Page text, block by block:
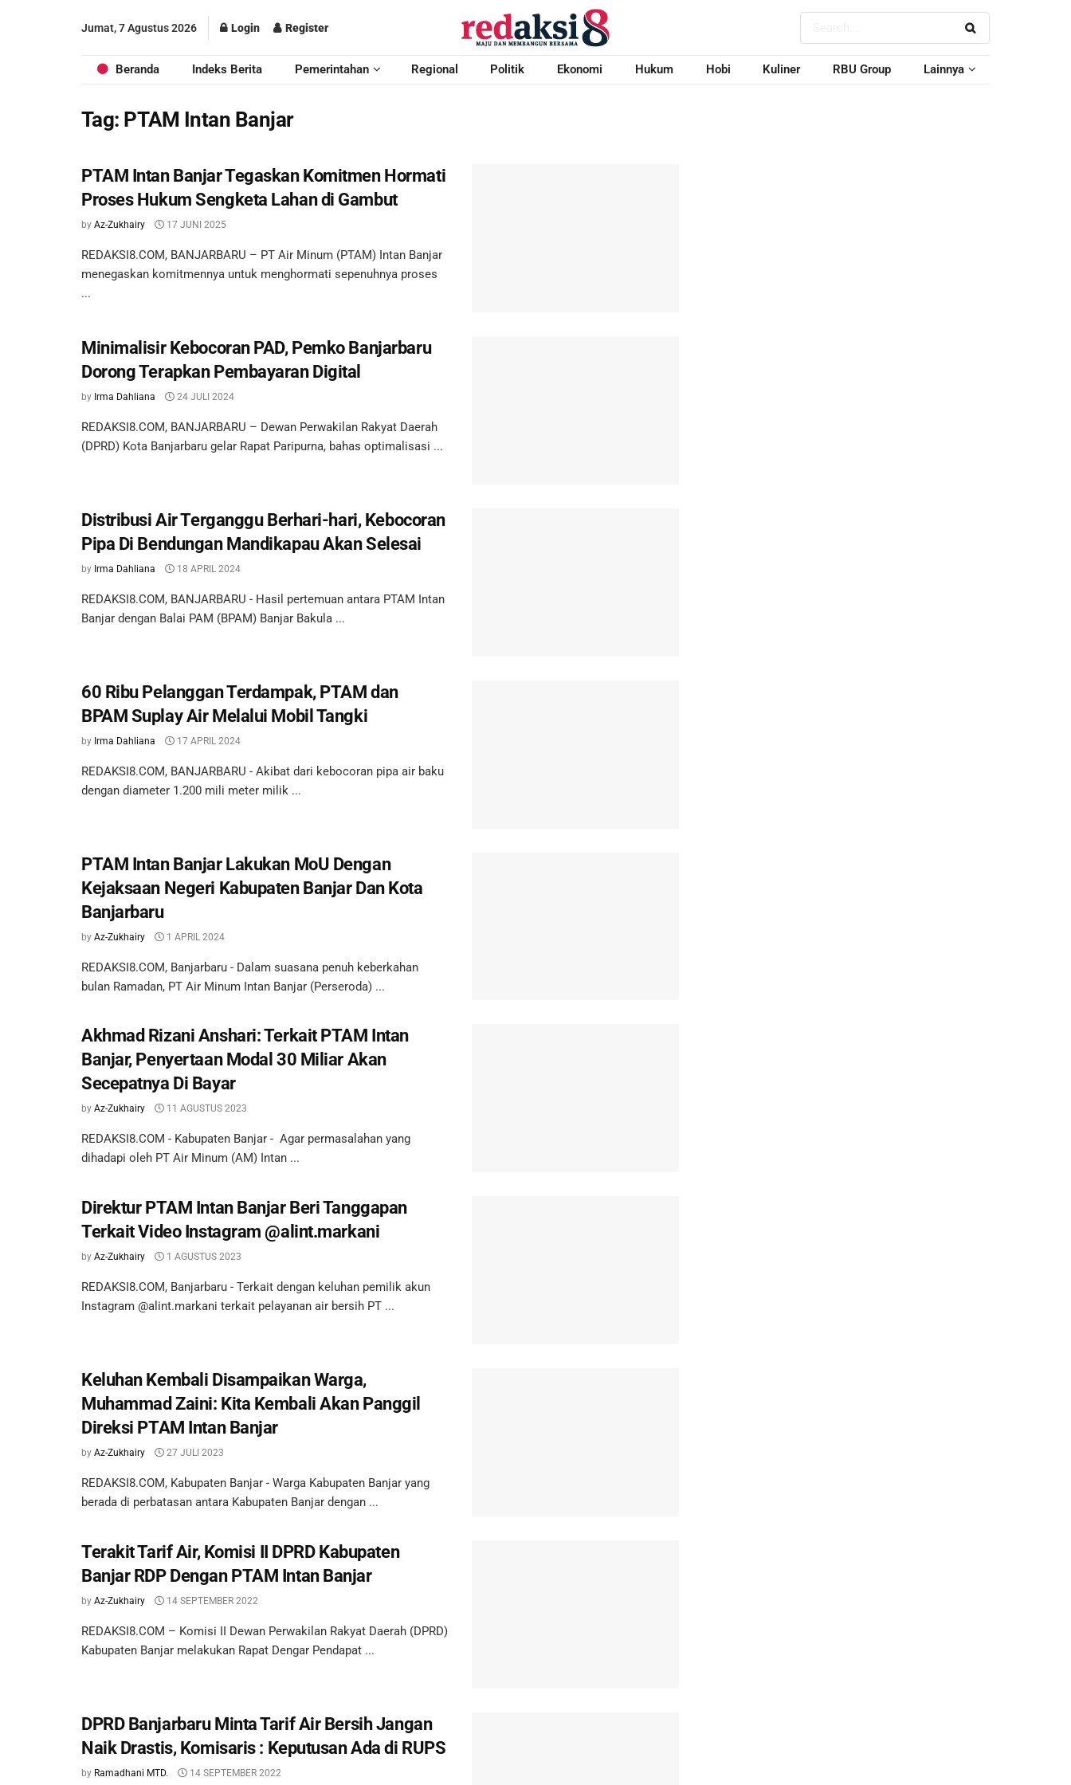
Jumat, 7 Agustus 2026 Login Register
Beranda Indeks Berita Pemerintahan Regional Politik Ekonomi Hukum Hobi Kuliner RBU Group Lainnya
Tag: PTAM Intan Banjar
PTAM Intan Banjar Tegaskan Komitmen Hormati
Proses Hukum Sengketa Lahan di Gambut
by Az-Zukhairy 17 JUNI 2025
REDAKSI8.COM, BANJARBARU – PT Air Minum (PTAM) Intan Banjar
menegaskan komitmennya untuk menghormati sepenuhnya proses
...
Minimalisir Kebocoran PAD, Pemko Banjarbaru
Dorong Terapkan Pembayaran Digital
by Irma Dahliana 24 JULI 2024
REDAKSI8.COM, BANJARBARU – Dewan Perwakilan Rakyat Daerah
(DPRD) Kota Banjarbaru gelar Rapat Paripurna, bahas optimalisasi ...
Distribusi Air Terganggu Berhari-hari, Kebocoran
Pipa Di Bendungan Mandikapau Akan Selesai
by Irma Dahliana 18 APRIL 2024
REDAKSI8.COM, BANJARBARU - Hasil pertemuan antara PTAM Intan
Banjar dengan Balai PAM (BPAM) Banjar Bakula ...
60 Ribu Pelanggan Terdampak, PTAM dan
BPAM Suplay Air Melalui Mobil Tangki
by Irma Dahliana 17 APRIL 2024
REDAKSI8.COM, BANJARBARU - Akibat dari kebocoran pipa air baku
dengan diameter 1.200 mili meter milik ...
PTAM Intan Banjar Lakukan MoU Dengan
Kejaksaan Negeri Kabupaten Banjar Dan Kota
Banjarbaru
by Az-Zukhairy 1 APRIL 2024
REDAKSI8.COM, Banjarbaru - Dalam suasana penuh keberkahan
bulan Ramadan, PT Air Minum Intan Banjar (Perseroda) ...
Akhmad Rizani Anshari: Terkait PTAM Intan
Banjar, Penyertaan Modal 30 Miliar Akan
Secepatnya Di Bayar
by Az-Zukhairy 11 AGUSTUS 2023
REDAKSI8.COM - Kabupaten Banjar - Agar permasalahan yang
dihadapi oleh PT Air Minum (AM) Intan ...
Direktur PTAM Intan Banjar Beri Tanggapan
Terkait Video Instagram @alint.markani
by Az-Zukhairy 1 AGUSTUS 2023
REDAKSI8.COM, Banjarbaru - Terkait dengan keluhan pemilik akun
Instagram @alint.markani terkait pelayanan air bersih PT ...
Keluhan Kembali Disampaikan Warga,
Muhammad Zaini: Kita Kembali Akan Panggil
Direksi PTAM Intan Banjar
by Az-Zukhairy 27 JULI 2023
REDAKSI8.COM, Kabupaten Banjar - Warga Kabupaten Banjar yang
berada di perbatasan antara Kabupaten Banjar dengan ...
Terakit Tarif Air, Komisi II DPRD Kabupaten
Banjar RDP Dengan PTAM Intan Banjar
by Az-Zukhairy 14 SEPTEMBER 2022
REDAKSI8.COM – Komisi II Dewan Perwakilan Rakyat Daerah (DPRD)
Kabupaten Banjar melakukan Rapat Dengar Pendapat ...
DPRD Banjarbaru Minta Tarif Air Bersih Jangan
Naik Drastis, Komisaris : Keputusan Ada di RUPS
by Ramadhani MTD. 14 SEPTEMBER 2022